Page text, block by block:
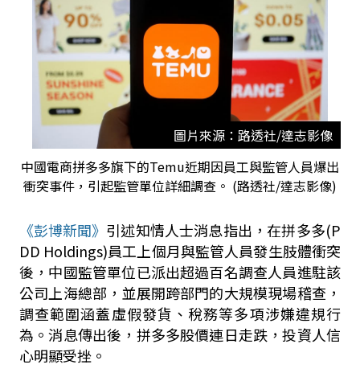
圖片來源：路透社/達志影像
中國電商拼多多旗下的Temu近期因員工與監管人員爆出
衝突事件，引起監管單位詳細調查。 (路透社/達志影像)
《彭博新聞》 引述知情人士消息指出，在拼多多(P
DD Holdings)員工上個月與監管人員發生肢體衝突
後，中國監管單位已派出超過百名調查人員進駐該
公司上海總部，並展開跨部門的大規模現場稽查，
調查範圍涵蓋虛假發貨、稅務等多項涉嫌違規行
為。消息傳出後，拼多多股價連日走跌，投資人信
心明顯受挫。